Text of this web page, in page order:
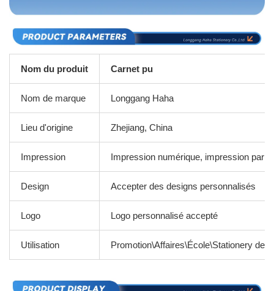
Nom du produit Carnet pu
Nom de marque Longgang Haha
Lieu d'origine Zhejiang, China
Impression Impression numérique, impression par
Design Accepter des designs personnalisés
Logo Logo personnalisé accepté
Utilisation Promotion\Affaires\École\Stationery de